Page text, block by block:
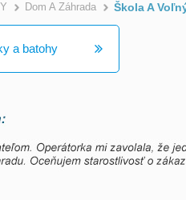
>
Dom A Záhrada Škola A
a batohy